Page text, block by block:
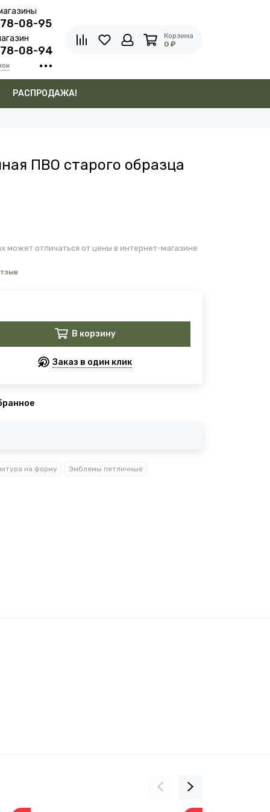
08-95
08-94
Корзина
0 ₽
РАСПРОДАЖА!
ПВО старого образца
может отличаться от цены в интернет-магазине
В корзину
Заказ в один клик
на форму Эмблемы петличные